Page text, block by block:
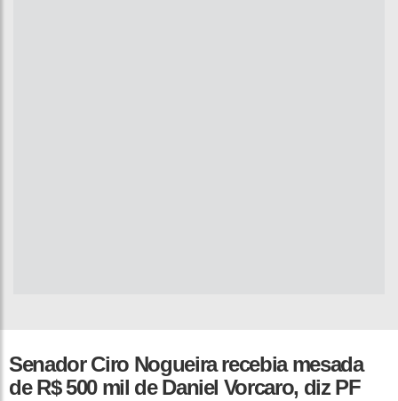
Senador Ciro Nogueira recebia mesada
de R$ 500 mil de Daniel Vorcaro, diz PF